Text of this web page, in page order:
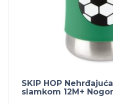
SKIP HOP
slamkom 12M+